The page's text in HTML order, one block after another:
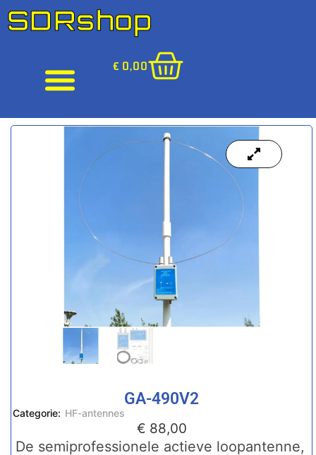
SDRshop
€ 0,00
GA-490V2
Categorie: HF-antennes
€ 88,00
De semiprofessionele actieve loopantenne,